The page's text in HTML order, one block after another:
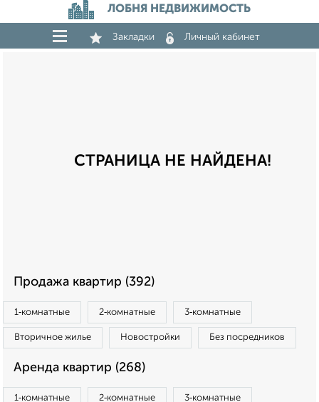
ЛОБНЯ НЕДВИЖИМОСТЬ
Закладки Личный кабинет
СТРАНИЦА НЕ НАЙДЕНА!
Продажа квартир (392)
1‑комнатные 2‑комнатные 3‑комнатные
Вторичное жилье Новостройки Без посредников
Аренда квартир (268)
1‑комнатные 2‑комнатные 3‑комнатные